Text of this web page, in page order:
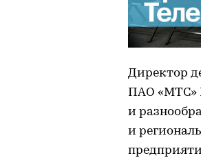
Директор
ПАО «МТС»
и
и